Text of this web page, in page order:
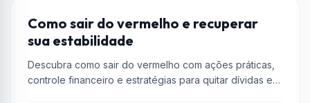
ENCOMIA
Como sair do vermelho e recuperar
sua estabilidade
Descubra como sair do vermelho com ações práticas,
controle financeiro e estratégias para quitar dívidas e